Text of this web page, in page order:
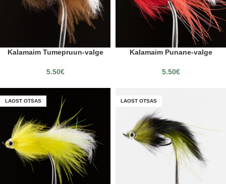
Kalamaim Tumepruun-valge
5.50€
Kalamaim Punane-valge
5.50€
LAOST OTSAS LAOST OTSAS